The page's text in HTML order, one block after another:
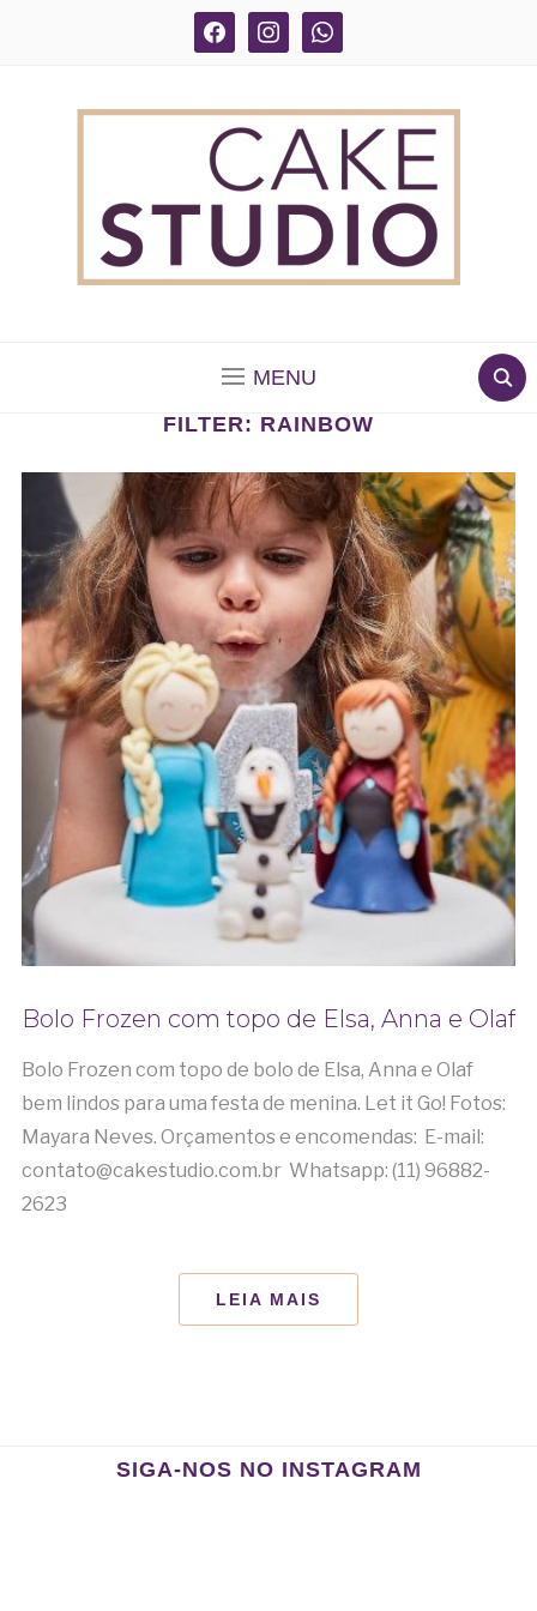
facebook instagram whatsapp
MENU
FILTER: RAINBOW
Bolo Frozen com topo de Elsa, Anna e Olaf
Bolo Frozen com topo de bolo de Elsa, Anna e Olaf
bem lindos para uma festa de menina. Let it Go! Fotos:
Mayara Neves. Orçamentos e encomendas: E-mail:
contato@cakestudio.com.br Whatsapp: (11) 96882-
2623
LEIA MAIS
SIGA-NOS NO INSTAGRAM